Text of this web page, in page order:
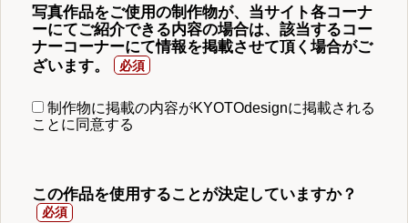
写真作品をご使用の制作物が、当サイト各コーナ
ーにてご紹介できる内容の場合は、該当するコー
ナーコーナーにて情報を掲載させて頂く場合がご
ざいます。
制作物に掲載の内容がKYOTOdesignに掲載される
ことに同意する
この作品を使用することが決定していますか？